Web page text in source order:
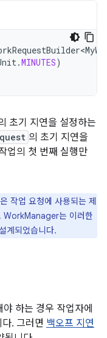
.MINUTES)
초기 지연을 설정하는
의 초기 지연을
업의 첫 번째 실행만
작업 요청에 사용되는 제
WorkManager는 이러한
계되었습니다.
하는 경우 작업자에
. 그러면 백오프 지연